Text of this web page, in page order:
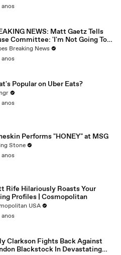
anos
NEWS: Matt Gaetz Tells
Committee: 'I'm Not Going To
For A Continuing Resolution'
Breaking News
anos
Popular on Uber Eats?
anos
Performs "HONEY" at MSG
Stone
anos
Rife Hilariously Roasts Your
Profiles | Cosmopolitan
USA
anos
Clarkson Fights Back Against
Blackstock In Devastating